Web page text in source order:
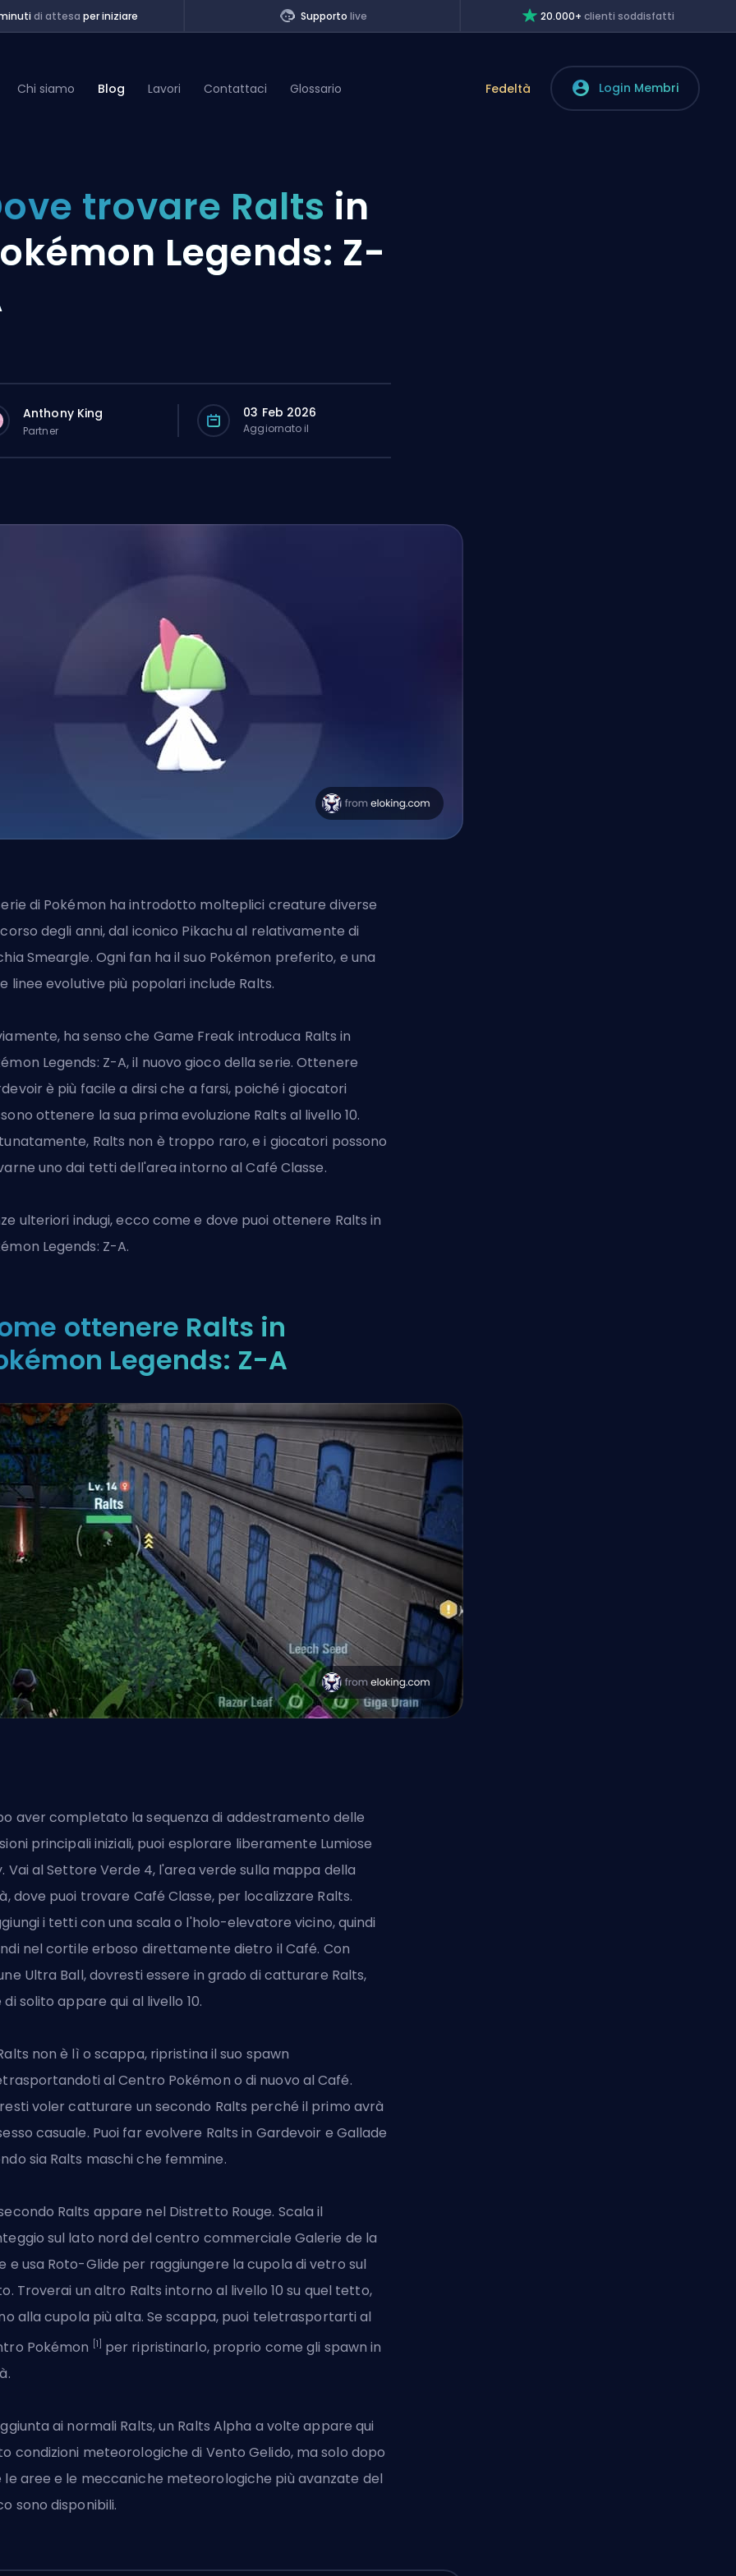
di attesa per iniziare Supporto live 20.000+clienti soddisfatti
Chi siamo Blog Lavori Contattaci Glossario Fedeltà Login Membri
trovare Ralts in
Legends: Z-
Anthony King
Partner
03 Feb 2026
Aggiornato il
di Pokémon ha introdotto molteplici creature diverse
degli anni,dal iconico Pikachu al relativamente di
Smeargle. Ogni fan ha il suo Pokémon preferito, e una
linee evolutive più popolari include Ralts.
ha senso che Game Freak introduca Ralts in
Legends: Z-A, il nuovo gioco della serie. Ottenere
è più facile a dirsi che a farsi, poiché i giocatori
ottenere la sua prima evoluzione Ralts al livello 10.
Ralts non è troppo raro, e i giocatori possono
uno dai tetti dell'area intorno al Café Classe.
ulteriori indugi, ecco come e dove puoi ottenere Ralts in
Legends: Z-A.
ottenere Ralts in
Legends: Z-A
aver completato la sequenza di addestramento delle
principali iniziali, puoi esplorare liberamente Lumiose
Vai al Settore Verde 4, l'area verde sulla mappa della
dove puoi trovare Café Classe, per localizzare Ralts.
i tetti con una scala o l'holo-elevatore vicino, quindi
nel cortile erboso direttamente dietro il Café. Con
Ultra Ball, dovresti essere in grado di catturare Ralts,
di solito appare qui al livello 10.
non è lì o scappa, ripristina il suo spawn
al Centro Pokémon o di nuovo al Café.
voler catturare un secondo Ralts perché il primo avrà
casuale. Puoi far evolvere Ralts in Gardevoir e Gallade
sia Ralts maschi che femmine.
Ralts appare nel Distretto Rouge. Scala il
sul lato nord del centro commerciale Galerie de la
e usa Roto-Glide per raggiungere la cupola di vetro sul
Troverai un altro Ralts intorno al livello 10 su quel tetto,
alla cupola più alta. Se scappa, puoi teletrasportarti al
Pokémon
[1]
per ripristinarlo, proprio come gli spawn in
ai normali Ralts, un Ralts Alpha a volte appare qui
condizioni meteorologiche di Vento Gelido, ma solo dopo
le aree e le meccaniche meteorologiche più avanzate del
sono disponibili.